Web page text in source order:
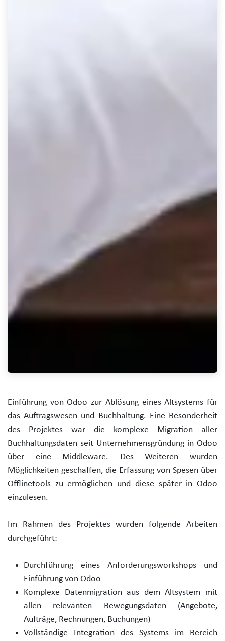
Einführung von Odoo zur Ablösung eines Altsystems für
das Auftragswesen und Buchhaltung. Eine Besonderheit
des Projektes war die komplexe Migration aller
Buchhaltungsdaten seit Unternehmensgründung in Odoo
über eine Middleware. Des Weiteren wurden
Möglichkeiten geschaffen, die Erfassung von Spesen über
Offlinetools zu ermöglichen und diese später in Odoo
einzulesen.
Im Rahmen des Projektes wurden folgende Arbeiten
durchgeführt:
Durchführung eines Anforderungsworkshops und
Einführung von Odoo
Komplexe Datenmigration aus dem Altsystem mit
allen relevanten Bewegungsdaten (Angebote,
Aufträge, Rechnungen, Buchungen)
Vollständige Integration des Systems im Bereich